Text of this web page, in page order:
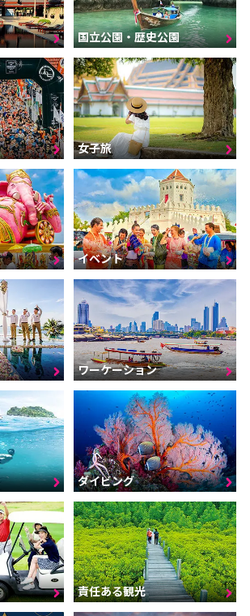
国立公園・歴史公園
女子旅
イベント
ワーケーション
ダイビング
責任ある観光